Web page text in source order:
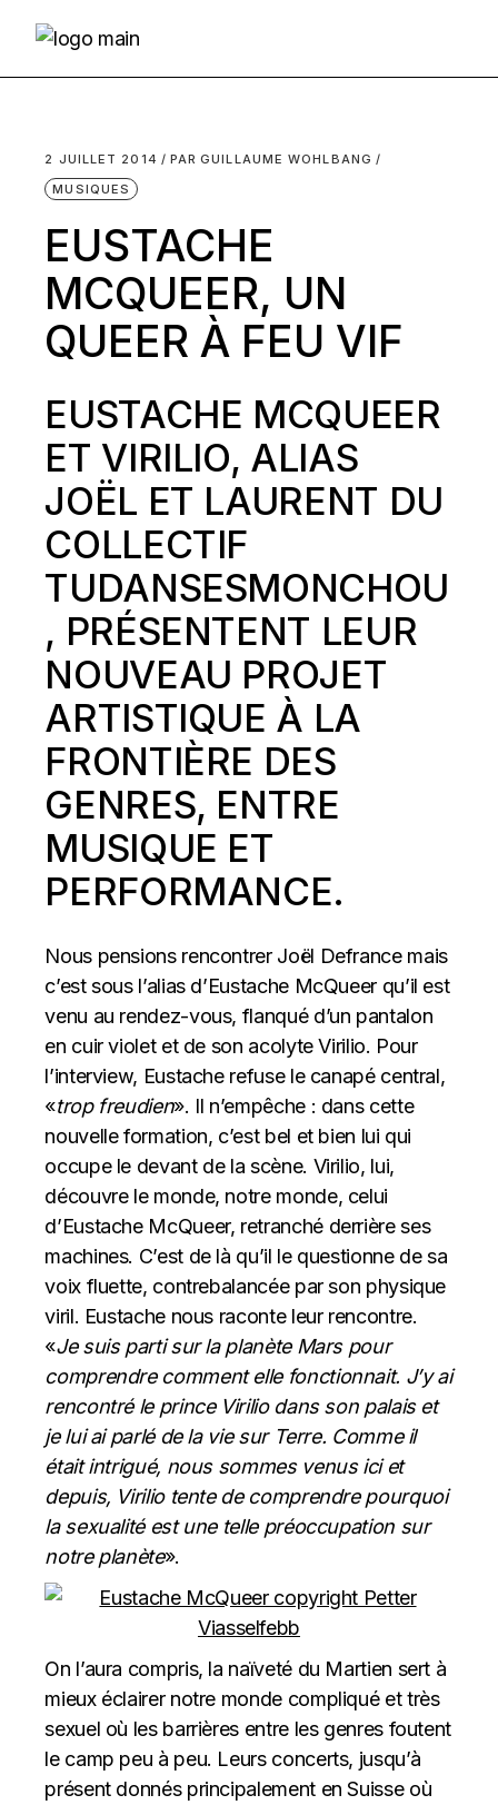
2 JUILLET 2014 PAR GUILLAUME WOHLBANG
MUSIQUES
EUSTACHE
MCQUEER, UN
QUEER À FEU VIF
EUSTACHE MCQUEER
ET VIRILIO, ALIAS
JOËL ET LAURENT DU
COLLECTIF
TUDANSESMONCHOU
, PRÉSENTENT LEUR
NOUVEAU PROJET
ARTISTIQUE À LA
FRONTIÈRE DES
GENRES, ENTRE
MUSIQUE ET
PERFORMANCE.
Nous pensions rencontrer Joël Defrance mais
c’est sous l’alias d’Eustache McQueer qu’il est
venu au rendez-vous, flanqué d’un pantalon
en cuir violet et de son acolyte Virilio. Pour
l’interview, Eustache refuse le canapé central,
«trop freudien». Il n’empêche : dans cette
nouvelle formation, c’est bel et bien lui qui
occupe le devant de la scène. Virilio, lui,
découvre le monde, notre monde, celui
d’Eustache McQueer, retranché derrière ses
machines. C’est de là qu’il le questionne de sa
voix fluette, contrebalancée par son physique
viril. Eustache nous raconte leur rencontre.
«Je suis parti sur la planète Mars pour
comprendre comment elle fonctionnait. J’y ai
rencontré le prince Virilio dans son palais et
je lui ai parlé de la vie sur Terre. Comme il
était intrigué, nous sommes venus ici et
depuis, Virilio tente de comprendre pourquoi
la sexualité est une telle préoccupation sur
notre planète».
On l’aura compris, la naïveté du Martien sert à
mieux éclairer notre monde compliqué et très
sexuel où les barrières entre les genres foutent
le camp peu à peu. Leurs concerts, jusqu’à
présent donnés principalement en Suisse où